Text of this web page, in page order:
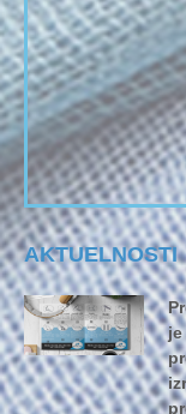
AKTUELNOSTI
je